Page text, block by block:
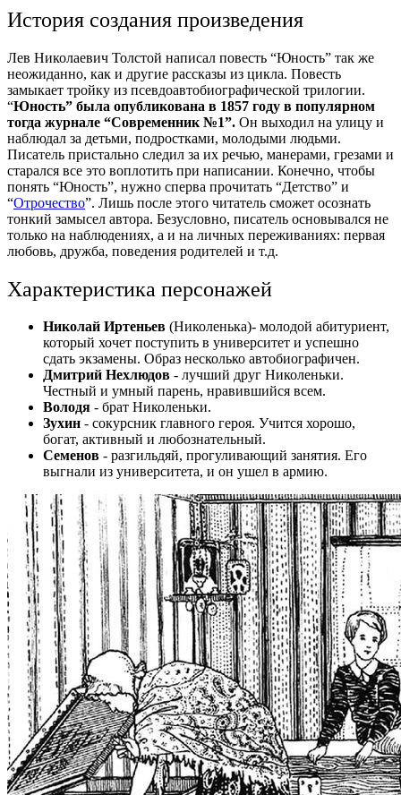
История создания произведения
Лев Николаевич Толстой написал повесть “Юность” так же
неожиданно, как и другие рассказы из цикла. Повесть
замыкает тройку из псевдоавтобиографической трилогии.
“Юность” была опубликована в 1857 году в популярном
тогда журнале “Современник №1”. Он выходил на улицу и
наблюдал за детьми, подростками, молодыми людьми.
Писатель пристально следил за их речью, манерами, грезами и
старался все это воплотить при написании. Конечно, чтобы
понять “Юность”, нужно сперва прочитать “Детство” и
“Отрочество”. Лишь после этого читатель сможет осознать
тонкий замысел автора. Безусловно, писатель основывался не
только на наблюдениях, а и на личных переживаниях: первая
любовь, дружба, поведения родителей и т.д.
Характеристика персонажей
Николай Иртеньев (Николенька)- молодой абитуриент,
который хочет поступить в университет и успешно
сдать экзамены. Образ несколько автобиографичен.
Дмитрий Нехлюдов - лучший друг Николеньки.
Честный и умный парень, нравившийся всем.
Володя - брат Николеньки.
Зухин - сокурсник главного героя. Учится хорошо,
богат, активный и любознательный.
Семенов - разгильдяй, прогуливающий занятия. Его
выгнали из университета, и он ушел в армию.